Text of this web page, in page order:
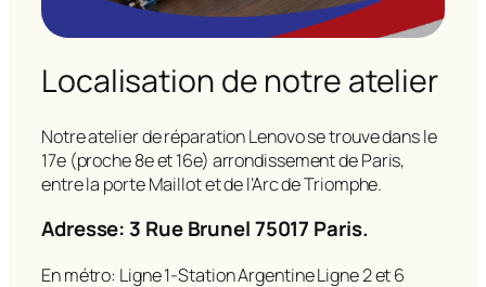
Localisation de notre atelier
Notre atelier de réparation Lenovo se trouve dans le
17e (proche 8e et 16e) arrondissement de Paris,
entre la porte Maillot et de l’Arc de Triomphe.
Adresse: 3 Rue Brunel 75017 Paris.
En métro: Ligne 1-Station Argentine Ligne 2 et 6